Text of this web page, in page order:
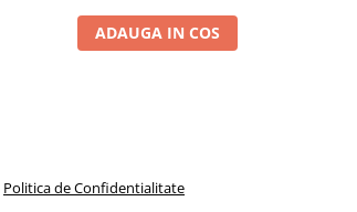
ADAUGA IN COS
Politica de Confidentialitate